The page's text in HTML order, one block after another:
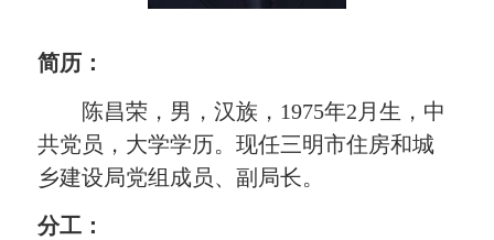
简历：
陈昌荣，男，汉族， 1975年2月生，中
共党员，大学学历。现任三明市住房和城
乡建设局党组成员、副局长。
分工：